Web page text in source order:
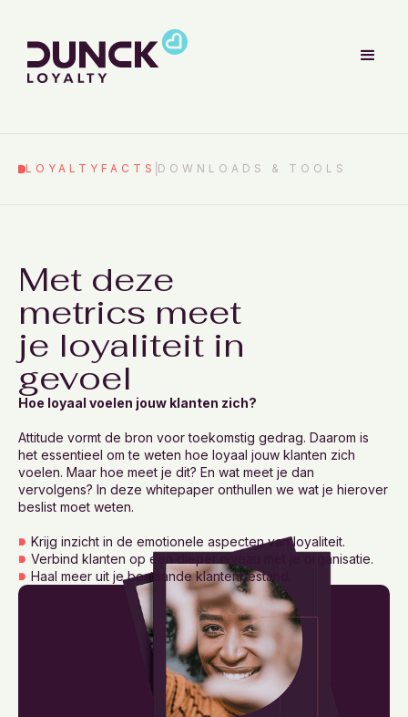
LOYALTYFACTS DOWNLOADS & TOOLS
Met deze
metrics meet
je loyaliteit in
gevoel
Hoe loyaal voelen jouw klanten zich?
Attitude vormt de bron voor toekomstig gedrag. Daarom is
het essentieel om te weten hoe loyaal jouw klanten zich
voelen. Maar hoe meet je dit? En wat meet je dan
vervolgens? In deze whitepaper onthullen we wat je hierover
beslist moet weten.
Krijg inzicht in de emotionele aspecten van loyaliteit.
Verbind klanten op een dieper niveau met je organisatie.
Haal meer uit je bestaande klantenbestand.